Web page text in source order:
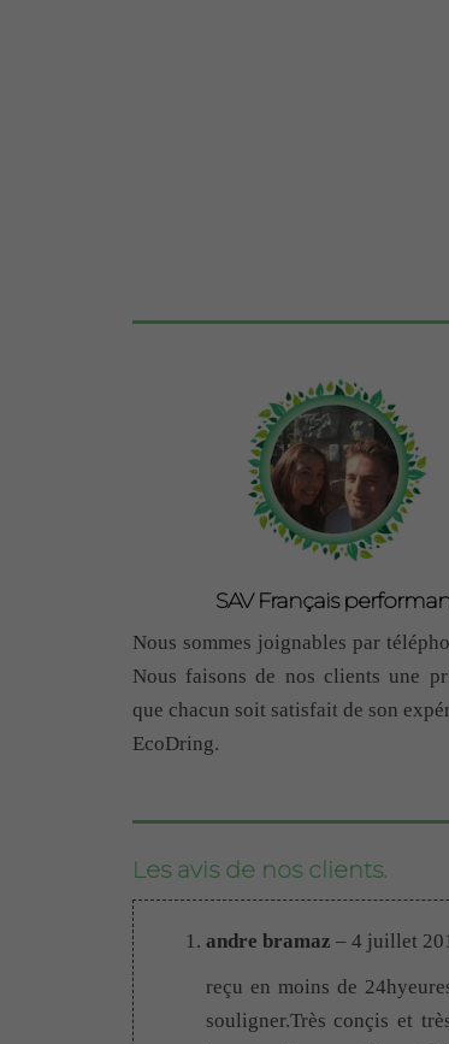
SAV Français
Nous sommes joignables par
Nous faisons de nos clients une
que chacun soit satisfait de son
EcoDring.
Les avis de nos clients.
andre bramaz – 4 juillet
reçu en moins de
souligner.Très conçis et